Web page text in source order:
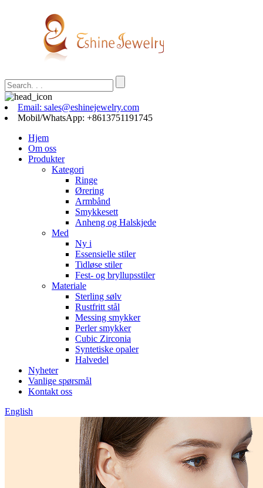
Email: sales@eshinejewelry.com
Mobil/WhatsApp: +8613751191745
Hjem
Om oss
Produkter
Kategori
Ringe
Ørering
Armbånd
Smykkesett
Anheng og Halskjede
Med
Ny i
Essensielle stiler
Tidløse stiler
Fest- og bryllupsstiler
Materiale
Sterling sølv
Rustfritt stål
Messing smykker
Perler smykker
Cubic Zirconia
Syntetiske opaler
Halvedel
Nyheter
Vanlige spørsmål
Kontakt oss
English